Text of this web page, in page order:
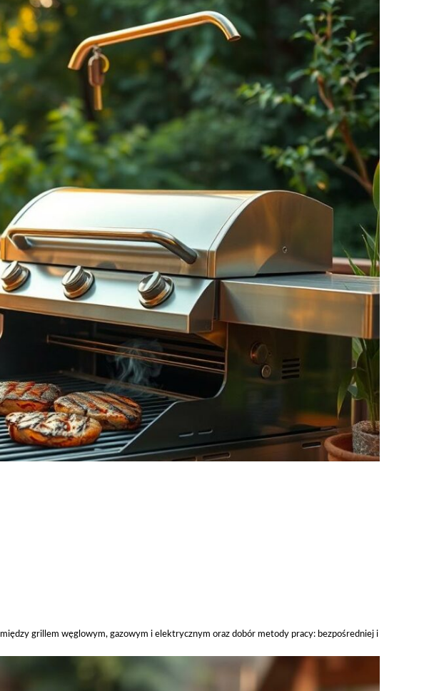
między grillem węglowym, gazowym i elektrycznym oraz dobór metody pracy: bezpośredniej i